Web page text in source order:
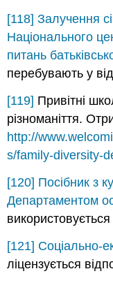
[118] Залучення
Національного
питань
перебувають у
[119] Привітні
різноманіття.
http://
s/family-diversity-
[120] Посібник з
Департаментом
[121] Соціально-
ліцензується